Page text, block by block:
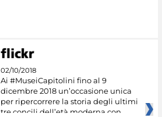
02/10/2018
Ai #MuseiCapitolini fino al 9
dicembre 2018 un’occasione unica
per ripercorrere la storia degli ultimi
tre concili dell’età moderna con